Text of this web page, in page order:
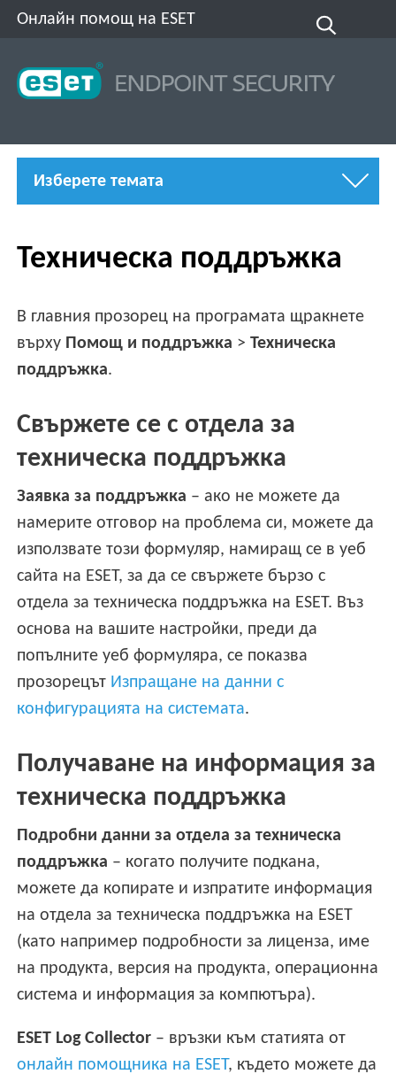
Онлайн помощ на ESET
Изберете темата
Техническа поддръжка
В главния прозорец на програмата щракнете
върху Помощ и поддръжка >Техническа
поддръжка.
Свържете се с отдела за
техническа поддръжка
Заявка за поддръжка – ако не можете да
намерите отговор на проблема си, можете да
използвате този формуляр, намиращ се в уеб
сайта на ESET, за да се свържете бързо с
отдела за техническа поддръжка на ESET. Въз
основа на вашите настройки, преди да
попълните уеб формуляра, се показва
прозорецът Изпращане на данни с
конфигурацията на системата.
Получаване на информация за
техническа поддръжка
Подробни данни за отдела за техническа
поддръжка – когато получите подкана,
можете да копирате и изпратите информация
на отдела за техническа поддръжка на ESET
(като например подробности за лиценза, име
на продукта, версия на продукта, операционна
система и информация за компютъра).
ESET Log Collector – връзки към статията от
онлайн помощника на ESET, където можете да